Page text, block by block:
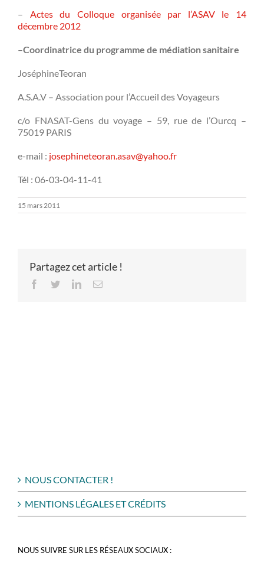
– Actes du Colloque organisée par l’ASAV le 14
décembre 2012
–Coordinatrice du programme de médiation sanitaire
JoséphineTeoran
A.S.A.V – Association pour l’Accueil des Voyageurs
c/o FNASAT-Gens du voyage – 59, rue de l’Ourcq –
75019 PARIS
e-mail : josephineteoran.asav@yahoo.fr
Tél : 06-03-04-11-41
15 mars 2011
Partagez cet article !
Facebook
TwitterLinkedInEmail
NOUS CONTACTER !
MENTIONS LÉGALES ET CRÉDITS
NOUS SUIVRE SUR LES RÉSEAUX SOCIAUX :